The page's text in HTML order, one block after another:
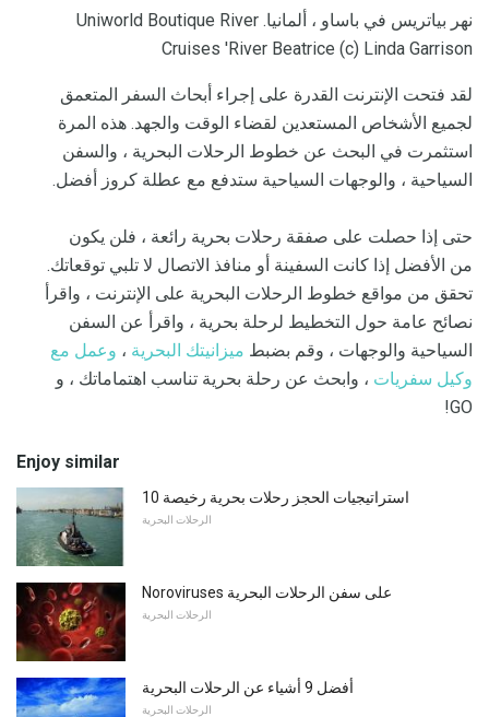
نهر بياتريس في باساو ، ألمانيا. Uniworld Boutique River
Cruises 'River Beatrice (c) Linda Garrison
لقد فتحت الإنترنت القدرة على إجراء أبحاث السفر المتعمق
لجميع الأشخاص المستعدين لقضاء الوقت والجهد. هذه المرة
استثمرت في البحث عن خطوط الرحلات البحرية ، والسفن
السياحية ، والوجهات السياحية ستدفع مع عطلة كروز أفضل.
حتى إذا حصلت على صفقة رحلات بحرية رائعة ، فلن يكون
من الأفضل إذا كانت السفينة أو منافذ الاتصال لا تلبي توقعاتك.
تحقق من مواقع خطوط الرحلات البحرية على الإنترنت ، واقرأ
نصائح عامة حول التخطيط لرحلة بحرية ، واقرأ عن السفن
السياحية والوجهات ، وقم بضبط ميزانيتك البحرية ، وعمل مع
وكيل سفريات ، وابحث عن رحلة بحرية تناسب اهتماماتك ، و
GO!
Enjoy similar
10 استراتيجيات الحجز رحلات بحرية رخيصة
الرحلات البحرية
Noroviruses على سفن الرحلات البحرية
الرحلات البحرية
أفضل 9 أشياء عن الرحلات البحرية
الرحلات البحرية